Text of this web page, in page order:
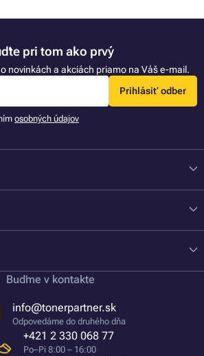
pri tom ako prvý
novinkách a akciách priamo na Váš e-mail.
Prihlásiť odber
osobných údajov
Buďme v kontakte
info@tonerpartner.sk
Odpovedáme do druhého dňa
+421 2 330 068 77
Po–Pi 8:00 – 16:00